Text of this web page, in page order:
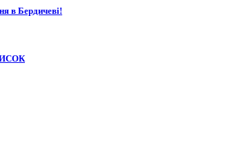
в Бердичеві!